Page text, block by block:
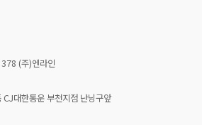
(주)엔라인
대한통운 부천지점 난닝구앞